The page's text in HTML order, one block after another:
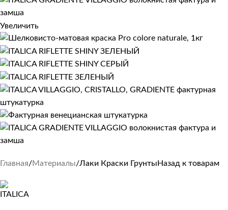
Увеличить
Главная Материалы Лаки Краски Грунты Назад к товарам